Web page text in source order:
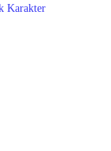
Karakter